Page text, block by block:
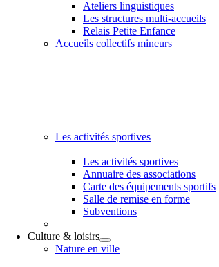
Ateliers linguistiques
Les structures multi-accueils
Relais Petite Enfance
Accueils collectifs mineurs
Les activités sportives
Les activités sportives
Annuaire des associations
Carte des équipements sportifs
Salle de remise en forme
Subventions
Culture & loisirs
Nature en ville